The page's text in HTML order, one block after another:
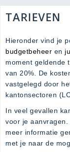
TARIEVEN
Hieronder vind je
budgetbeheer en
moment geldende
van 20%. De
vastgelegd door
kantonsectoren
In veel gevallen
voor je
meer informatie
met je naar de